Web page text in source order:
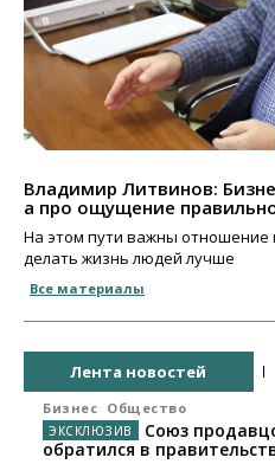
Владимир Литвинов:
а про ощущение
На этом пути важны отношение
делать жизнь людей лучше
Все материалы
Лента новостей
Бизнес Общество
Союз
обратился в